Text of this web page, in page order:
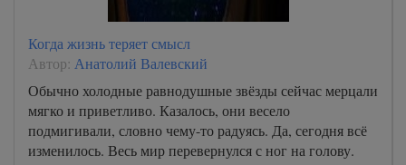
Когда жизнь теряет смысл
Автор: Анатолий Валевский
Обычно холодные равнодушные звёзды сейчас мерцали
мягко и приветливо. Казалось, они весело
подмигивали, словно чему-то радуясь. Да, сегодня всё
изменилось. Весь мир перевернулся с ног на голову.